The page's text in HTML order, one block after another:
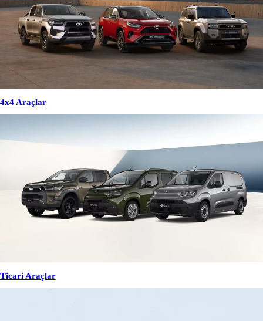
4x4 Araçlar
Ticari Araçlar